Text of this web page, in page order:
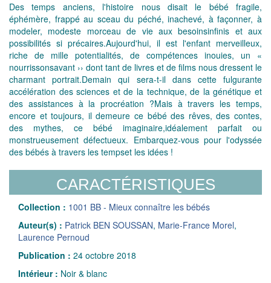
Des temps anciens, l'histoire nous disait le bébé fragile,
éphémère, frappé au sceau du péché, inachevé, à façonner, à
modeler, modeste morceau de vie aux besoinsinfinis et aux
possibilités si précaires.Aujourd'hui, il est l'enfant merveilleux,
riche de mille potentialités, de compétences inouies, un «
nourrissonsavant ›› dont tant de livres et de films nous dressent le
charmant portrait.Demain qui sera-t-il dans cette fulgurante
accélération des sciences et de la technique, de la génétique et
des assistances à la procréation ?Mais à travers les temps,
encore et toujours, il demeure ce bébé des rêves, des contes,
des mythes, ce bébé imaginaire,idéalement parfait ou
monstrueusement défectueux. Embarquez-vous pour l'odyssée
des bébés à travers les tempset les idées !
CARACTÉRISTIQUES
Collection : 1001 BB - Mieux connaître les bébés
Auteur(s) : Patrick BEN SOUSSAN, Marie-France Morel,
Laurence Pernoud
Publication : 24 octobre 2018
Intérieur : Noir & blanc